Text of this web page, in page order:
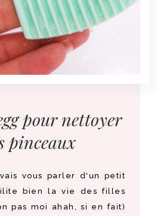
pour nettoyer
pinceaux
vous parler d'un petit
bien la vie des filles
pas moi ahah, si en fait)